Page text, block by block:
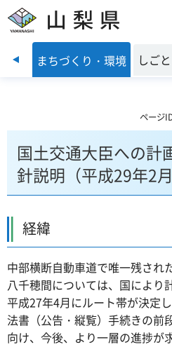
山梨県
祉 まちづくり・環境 しご
ページ
国土交通大臣への計
針説明（平成29年2月
経緯
中部横断自動車道で唯一残され
八千穂間については、国により
平成27年4月にルート帯が決定
法書（公告・縦覧）手続きの前
向け、今後、より一層の進捗が